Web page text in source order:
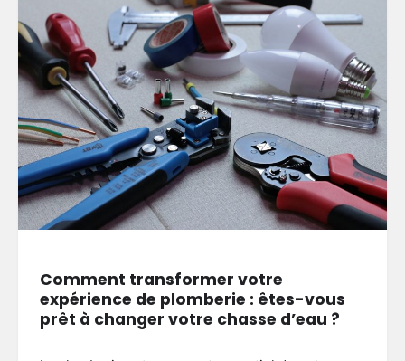
Comment transformer votre
expérience de plomberie : êtes-vous
prêt à changer votre chasse d’eau ?